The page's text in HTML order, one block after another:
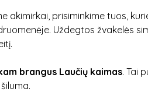
akimirkai, prisiminkime tuos,
Uždegtos žvakelės
brangus Laučių kaimas. Tai